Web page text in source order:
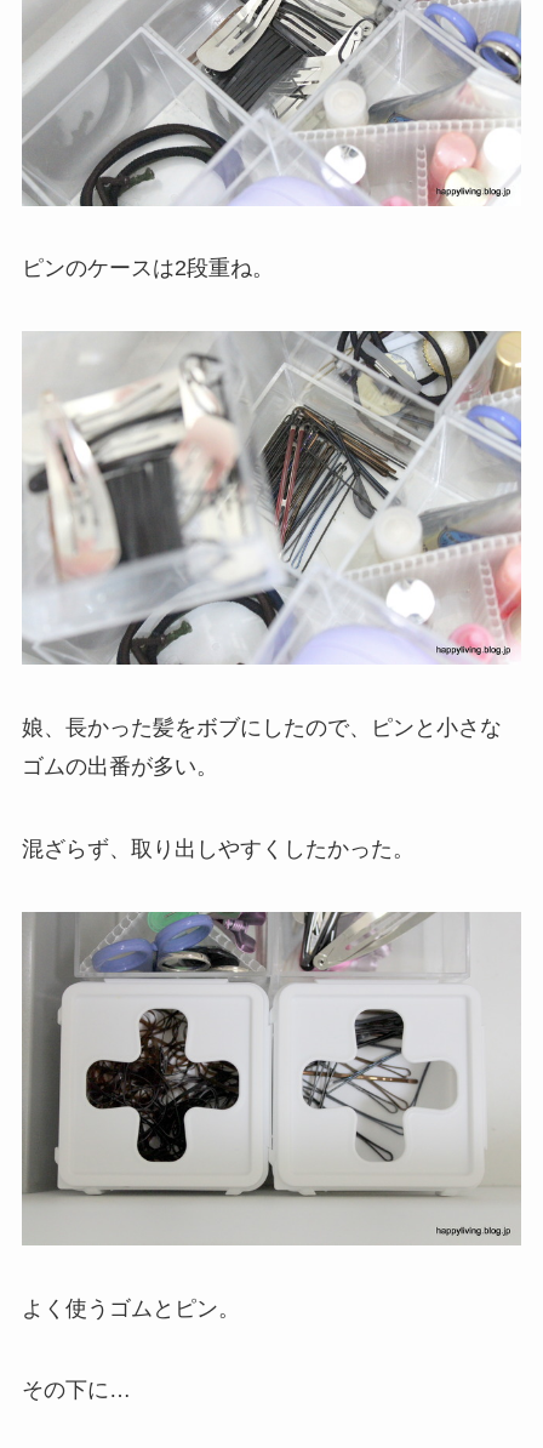
ピンのケースは2段重ね。
娘、長かった髪をボブにしたので、ピンと小さな
ゴムの出番が多い。
混ざらず、取り出しやすくしたかった。
よく使うゴムとピン。
その下に…